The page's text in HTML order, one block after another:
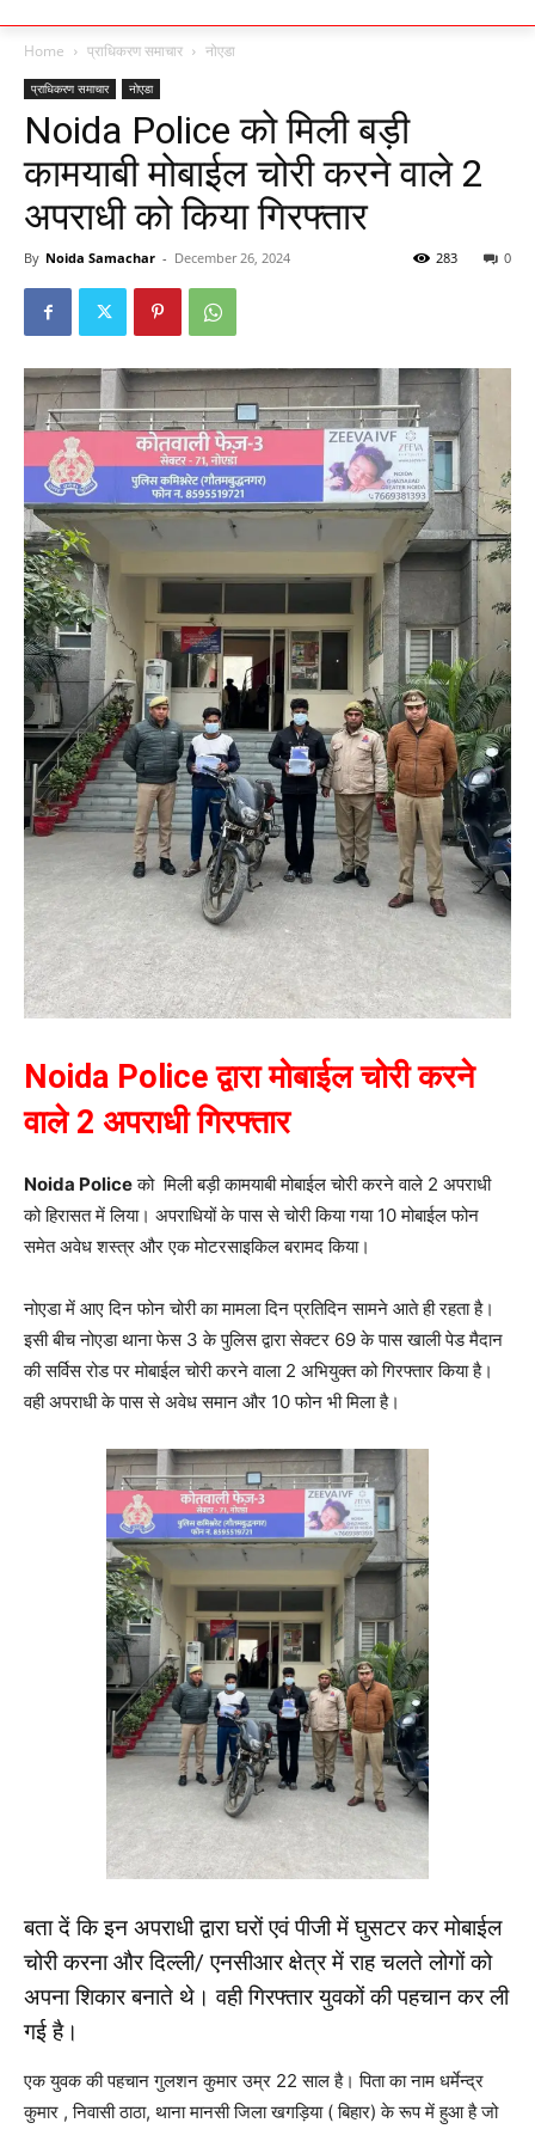
Home प्राधिकरण समाचार नोएडा
प्राधिकरण समाचार नोएडा
Noida Police को मिली बड़ी
कामयाबी मोबाईल चोरी करने वाले 2
अपराधी को किया गिरफ्तार
By Noida Samachar - December 26, 2024 0
283
Noida Police द्वारा मोबाईल चोरी करने
वाले 2 अपराधी गिरफ्तार
Noida Policeको मिली बड़ी कामयाबी मोबाईल चोरी करने वाले 2 अपराधी
को हिरासत में लिया। अपराधियों के पास से चोरी किया गया 10 मोबाईल फोन
समेत अवेध शस्त्र और एक मोटरसाइकिल बरामद किया।
नोएडा में आए दिन फोन चोरी का मामला दिन प्रतिदिन सामने आते ही रहता है।
इसी बीच नोएडा थाना फेस 3 के पुलिस द्वारा सेक्टर 69 के पास खाली पेड मैदान
की सर्विस रोड पर मोबाईल चोरी करने वाला 2 अभियुक्त को गिरफ्तार किया है।
वही अपराधी के पास से अवेध समान और 10 फोन भी मिला है।
बता दें कि इन अपराधी द्वारा घरों एवं पीजी में घुसटर कर मोबाईल
चोरी करना और दिल्ली/ एनसीआर क्षेत्र में राह चलते लोगों को
अपना शिकार बनाते थे। वही गिरफ्तार युवकों की पहचान कर ली
गई है।
एक युवक की पहचान गुलशन कुमार उम्र 22 साल है। पिता का नाम धर्मेन्द्र
कुमार , निवासी ठाठा, थाना मानसी जिला खगड़िया ( बिहार) के रूप में हुआ है जो